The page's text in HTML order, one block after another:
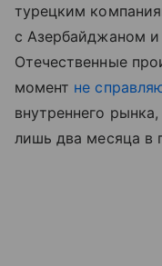
турецким
с Азербайджаном и
Отечественные
момент не
внутреннего
лишь два месяца в